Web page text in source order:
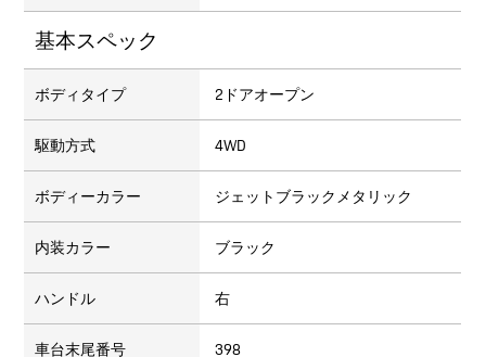
基本スペック
ボディタイプ 2ドアオープン
駆動方式 4WD
ボディーカラー ジェットブラックメタリック
内装カラー ブラック
ハンドル 右
車台末尾番号 398